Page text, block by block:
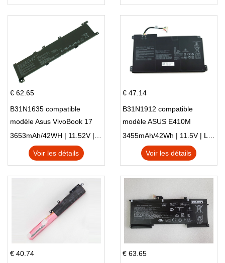
€ 62.65
B31N1635 compatible
modèle Asus VivoBook 17
X705NC X705UA X705UV
X705UN X705UD
3653mAh/42WH | 11.52V | Li-ion ...
Voir les détails
€ 47.14
B31N1912 compatible
modèle ASUS E410M
E410MA L410MA
3455mAh/42Wh | 11.5V | Li-ion ...
Voir les détails
€ 40.74
€ 63.65